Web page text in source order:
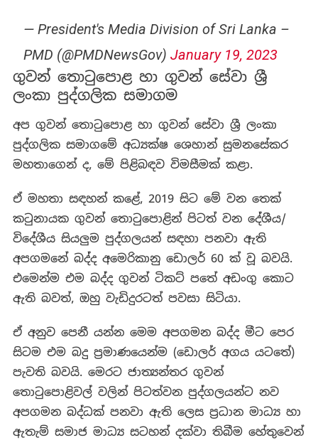
— President's Media Division of Sri Lanka –
PMD (@PMDNewsGov) January 19, 2023
ගුවන් තොටුපොළ හා ගුවන් සේවා ශ්‍රී
ලංකා පුද්ගලික සමාගම
අප ගුවන් තොටුපොළ හා ගුවන් සේවා ශ්‍රී ලංකා
පුද්ගලික සමාගමේ අධ්‍යක්ෂ ශෙහාන් සුමනසේකර
මහතාගෙන් ද, මේ පිළිබඳව විමසීමක් කළා.
ඒ මහතා සඳහන් කළේ, 2019 සිට මේ වන තෙක්
කටුනායක ගුවන් තොටුපොළින් පිටත් වන දේශීය/
විදේශීය සියලුම පුද්ගලයන් සඳහා පනවා ඇති
අපගමනේ බද්ද අමෙරිකානු ඩොලර් 60 ක් වූ බවයි.
එමෙන්ම එම බද්ද ගුවන් ටිකට් පතේ අඩංගු කොට
ඇති බවත්, ඔහු වැඩිදුරටත් පවසා සිටියා.
ඒ අනුව පෙනී යන්න මෙම අපගමන බද්ද මීට පෙර
සිටම එම බදු ප්‍රමාණයෙන්ම (ඩොලර් අගය යටතේ)
පැවති බවයි. මෙරට ජාත්‍යන්තර ගුවන්
තොටුපොළිවල් වලින් පිටත්වන පුද්ගලයන්ට නව
අපගමන බද්ධක් පනවා ඇති ලෙස ප්‍රධාන මාධ්‍ය හා
ඇතැම් සමාජ මාධ්‍ය සටහන් දක්වා තිබීම හේතුවෙන්